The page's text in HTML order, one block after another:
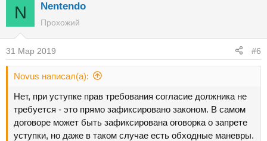
N Nentendo
Прохожий
31 Мар 2019 #6
Novus написал(а):
Нет, при уступке прав требования согласие должника не
требуется - это прямо зафиксировано законом. В самом
договоре может быть зафиксирована оговорка о запрете
уступки, но даже в таком случае есть обходные маневры.